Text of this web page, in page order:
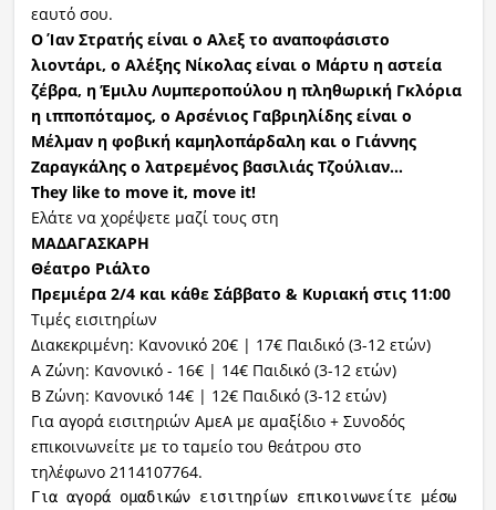
εαυτό σου.
Ο Ίαν Στρατής είναι ο Αλεξ το αναποφάσιστο
λιοντάρι, ο Αλέξης Νίκολας είναι ο Μάρτυ η αστεία
ζέβρα, η Έμιλυ Λυμπεροπούλου η πληθωρική Γκλόρια
η ιπποπόταμος, ο Αρσένιος Γαβριηλίδης είναι ο
Μέλμαν η φοβική καμηλοπάρδαλη και ο Γιάννης
Ζαραγκάλης ο λατρεμένος βασιλιάς Τζούλιαν…
They like to move it, move it!
Ελάτε να χορέψετε μαζί τους στη
ΜΑΔΑΓΑΣΚΑΡΗ
Θέατρο Ριάλτο
Πρεμιέρα 2/4 και κάθε Σάββατο & Κυριακή στις 11:00
Τιμές εισιτηρίων
Διακεκριμένη: Κανονικό 20€ | 17€ Παιδικό (3-12 ετών)
Α Ζώνη: Κανονικό - 16€ | 14€ Παιδικό (3-12 ετών)
Β Ζώνη: Κανονικό 14€ | 12€ Παιδικό (3-12 ετών)
Για αγορά εισιτηριών ΑμεΑ με αμαξίδιο + Συνοδός
επικοινωνείτε με το ταμείο του θεάτρου στο
τηλέφωνο 2114107764.
Για αγορά ομαδικών εισιτηρίων επικοινωνείτε μέσω